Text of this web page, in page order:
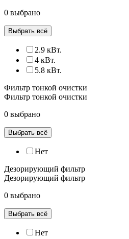
0 выбрано
Выбрать всё
2.9 кВт.
4 кВт.
5.8 кВт.
Фильтр тонкой очистки
Фильтр тонкой очистки
0 выбрано
Выбрать всё
Нет
Дезорирующий фильтр
Дезорирующий фильтр
0 выбрано
Выбрать всё
Нет